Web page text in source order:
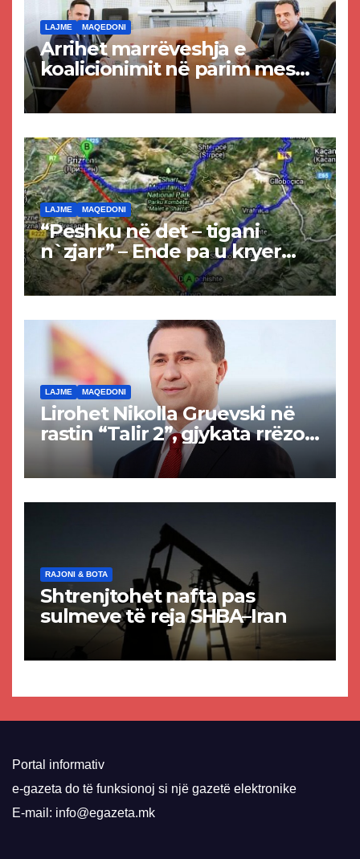
LAJME MAQEDONI
Arrihet marrëveshja e
koalicionimit në parim mes
Kurtit dhe Abdixhikut
LAJME MAQEDONI
“Peshku në det – tigani
n`zjarr” – Ende pa u kryer
projekti i tunelit, komuna e
Tetovës nis punimet për
LAJME MAQEDONI
Lirohet Nikolla Gruevski në
rastin “Talir 2”, gjykata rrëzon
akuzat për ndërtimin e
paligjshëm të selisë së
RAJONI & BOTA
Shtrenjtohet nafta pas
sulmeve të reja SHBA–Iran
Portal informativ
e-gazeta do të funksionoj si një gazetë elektronike
E-mail: info@egazeta.mk